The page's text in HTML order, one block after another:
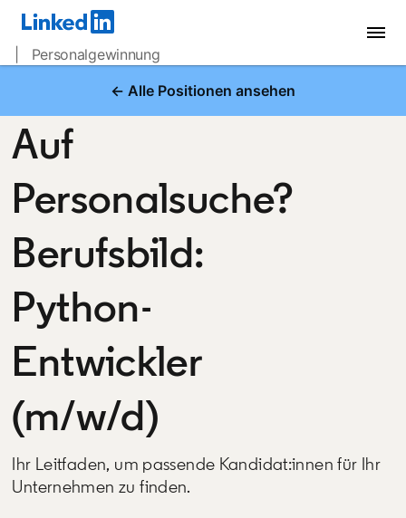
| Personalgewinnung
← Alle Positionen ansehen
Auf
Personalsuche?
Berufsbild:
Python-
Entwickler
(m/w/d)
Ihr Leitfaden, um passende Kandidat:innen für Ihr
Unternehmen zu finden.